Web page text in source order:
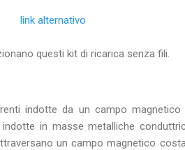
link alternativo
questi kit di ricarica senza fili.
indotte da un campo magnetico
in masse metalliche
un campo magnetico